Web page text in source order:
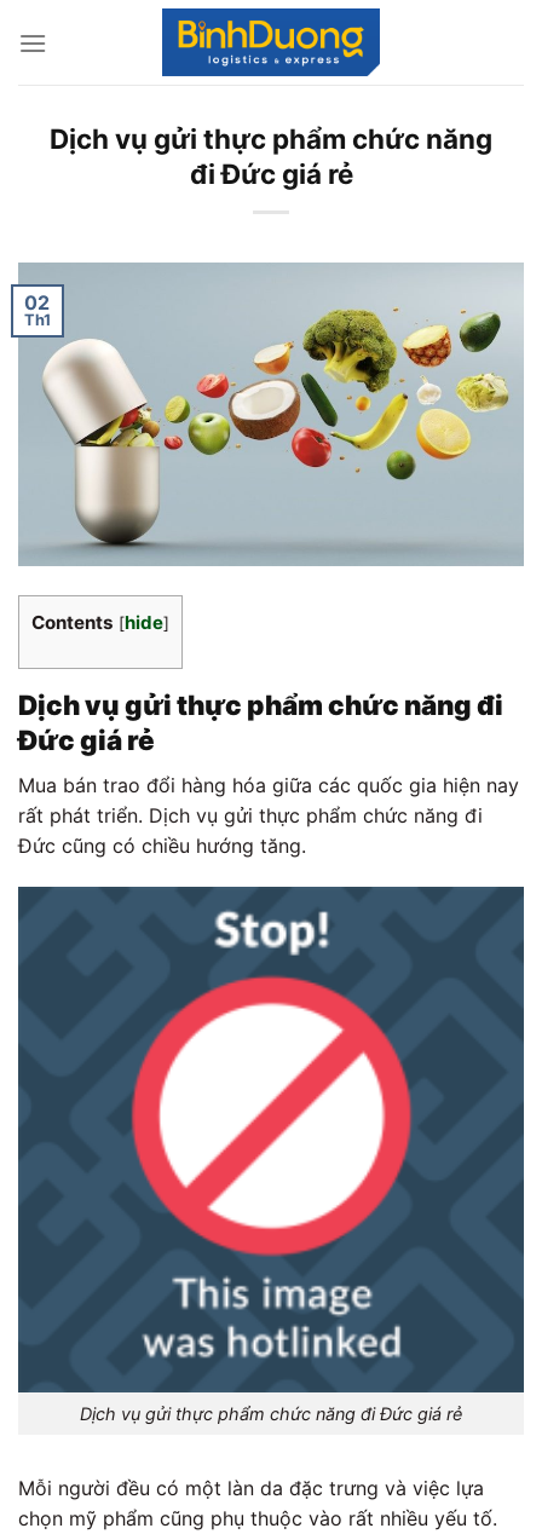
Dịch vụ gửi thực phẩm chức năng
đi Đức giá rẻ
02
Th1
Contents [hide]
Dịch vụ gửi thực phẩm chức năng đi
Đức giá rẻ
Mua bán trao đổi hàng hóa giữa các quốc gia hiện nay
rất phát triển. Dịch vụ gửi thực phẩm chức năng đi
Đức cũng có chiều hướng tăng.
Dịch vụ gửi thực phẩm chức năng đi Đức giá rẻ
Mỗi người đều có một làn da đặc trưng và việc lựa
chọn mỹ phẩm cũng phụ thuộc vào rất nhiều yếu tố.